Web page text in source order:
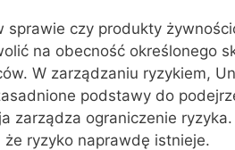
czy produkty
na obecność określonego
W zarządzaniu ryzykiem,
podstawy do
zarządza ograniczenie
ryzyko naprawdę istnieje.